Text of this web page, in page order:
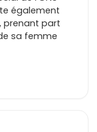
également
prenant part
sa femme